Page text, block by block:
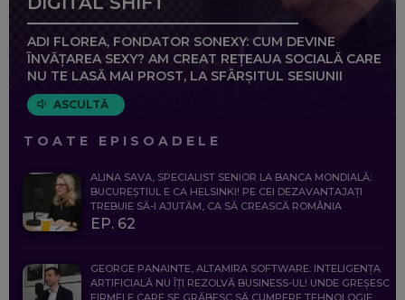
ADI FLOREA, FONDATOR SONEXY: CUM DEVINE
ÎNVĂȚAREA SEXY? AM CREAT REȚEAUA SOCIALĂ CARE
NU TE LASĂ MAI PROST, LA SFÂRȘITUL SESIUNII
ASCULTĂ
TOATE EPISOADELE
ALINA SAVA, SPECIALIST SENIOR LA BANCA MONDIALĂ:
BUCUREȘTIUL E CA HELSINKI! PE CEI DEZAVANTAJAȚI
TREBUIE SĂ-I AJUTĂM, CA SĂ CREASCĂ ROMÂNIA
EP. 62
GEORGE PANAINTE, ALTAMIRA SOFTWARE: INTELIGENȚA
ARTIFICIALĂ NU ÎȚI REZOLVĂ BUSINESS-UL! UNDE GREȘESC